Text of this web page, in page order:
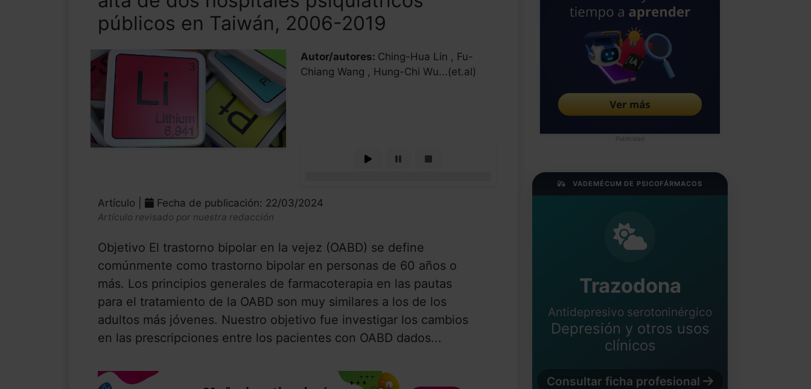
públicos en Taiwán, 2006-2019
Autor/autores: Ching-Hua Lin , Fu-
Chiang Wang , Hung-Chi Wu...(et.al)
Artículo | Fecha de publicación: 22/03/2024
Artículo revisado por nuestra redacción
Objetivo El trastorno bipolar en la vejez (OABD) se define
comúnmente como trastorno bipolar en personas de 60 años o
más. Los principios generales de farmacoterapia en las pautas
para el tratamiento de la OABD son muy similares a los de los
adultos más jóvenes. Nuestro objetivo fue investigar los cambios
en las prescripciones entre los pacientes con OABD dados...
Publicidad
VADEMÉCUM DE PSICOFÁRMACOS
Trazodona
Antidepresivo serotoninérgico
Depresión y otros usos
clínicos
Consultar ficha profesional